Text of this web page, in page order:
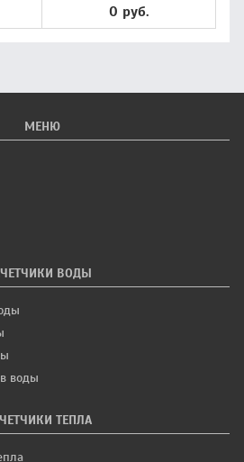
0 руб.
МЕНЮ
ВОДЫ
воды
ТЕПЛА